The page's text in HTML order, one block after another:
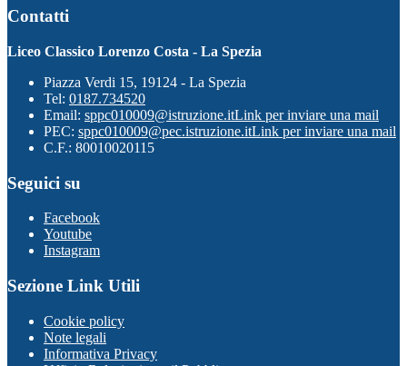
Contatti
Liceo Classico Lorenzo Costa - La Spezia
Piazza Verdi 15, 19124 - La Spezia
Tel: 0187.734520
Email: sppc010009@istruzione.itLink per inviare una mail
PEC: sppc010009@pec.istruzione.itLink per inviare una mail
C.F.: 80010020115
Seguici su
Facebook
Youtube
Instagram
Sezione Link Utili
Cookie policy
Note legali
Informativa Privacy